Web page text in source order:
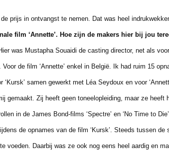
in ontvangst te nemen. Dat was heel
film ‘Annette’. Hoe zijn de makers hier bij jou
was Mustapha Souaidi de casting director, net als
de film ‘Annette’ enkel in België. Ik had ruim 15
samen gewerkt met Léa Seydoux en voor
Zij heeft geen toneelopleiding, maar ze heeft
in de James Bond-films ‘Spectre’ en ‘No Time to
de opnames van de film ‘Kursk’. Steeds tussen de
Daarbij was ze ook nog eens heel aardig en